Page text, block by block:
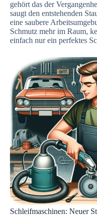
gehört das der
saugt den entstehenden
eine saubere
Schmutz mehr im Raum,
einfach nur ein perfektes
Schleifmaschinen: Neuer